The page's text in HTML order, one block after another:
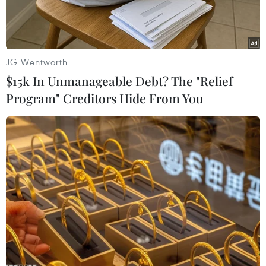
Ông Hwang Kyo-ahn tại một sự kiện ở Seoul ngày 9/12.
(Nguồn: EPA/TTXVN)
Ngày 18/12, Hãng thông tấn Yonhap dẫn lời một
trợ lý của Quyền Tổng thống kiêm Thủ tướng
Hàn Quốc cho biết nhà lãnh đạo này sẽ không
JG Wentworth
$15k In Unmanageable Debt? The "Relief
Program" Creditors Hide From You